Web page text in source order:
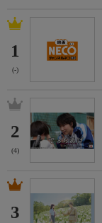
1
(-)
2
(4)
3